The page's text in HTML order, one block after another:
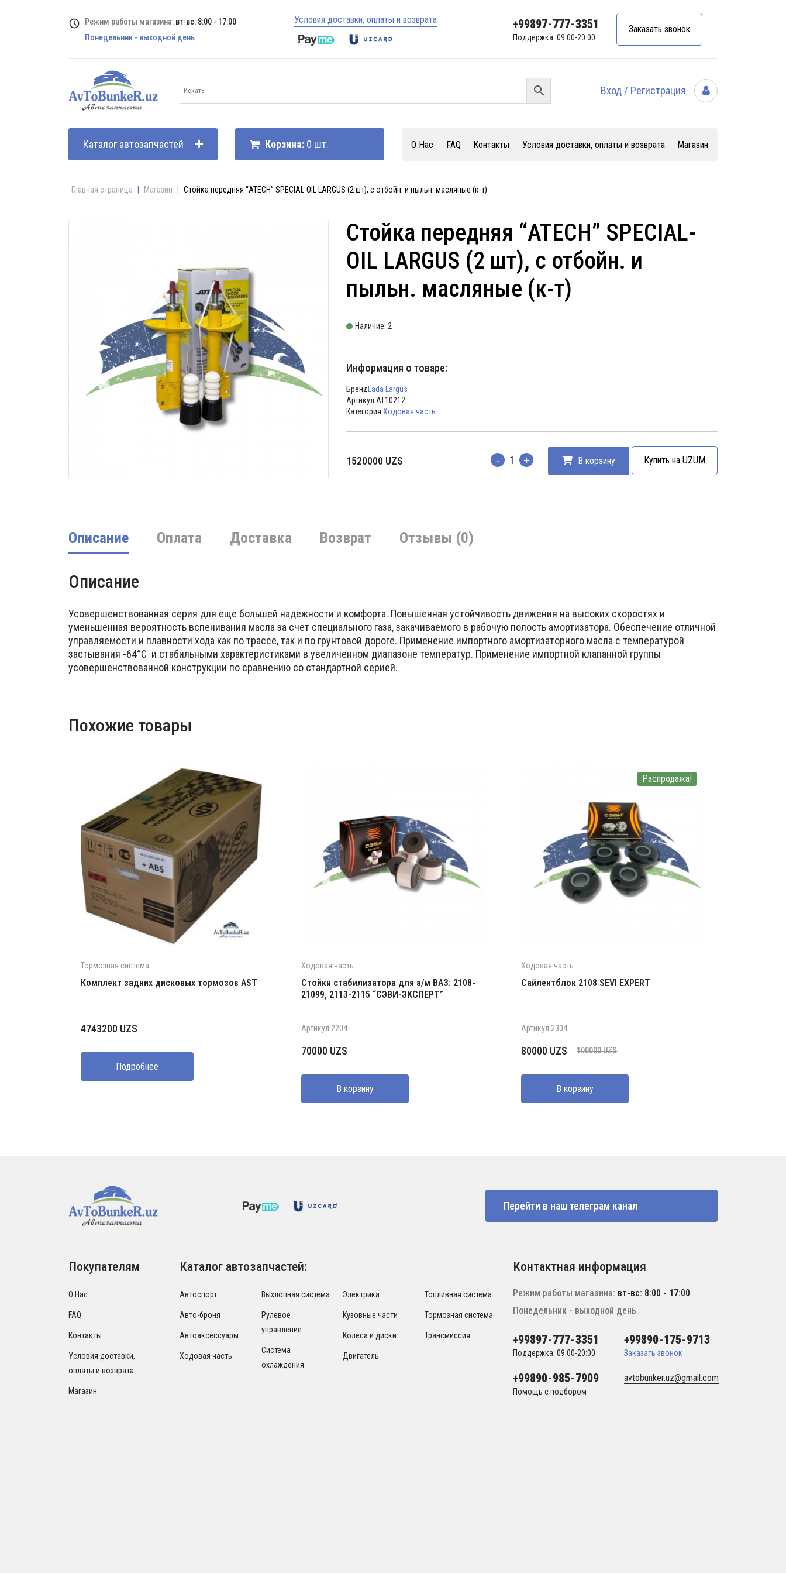
Режим работы магазина: вт-вс: 8:00 - 17:00
Понедельник - выходной день
Условия доставки, оплаты и возврата +99897-777-3351
Поддержка: 09:00-20:00
Заказать звонок
Вход / Регистрация
Каталог автозапчастей Корзина: 0 шт. О Нас FAQ Контакты Условия доставки, оплаты и возврата Магазин
Главная страница Магазин Стойка передняя “ATECH” SPECIAL-OIL LARGUS (2 шт), с отбойн. и пыльн. масляные (к-т)
Стойка передняя “ATECH” SPECIAL-
OIL LARGUS (2 шт), с отбойн. и
пыльн. масляные (к-т)
Наличие: 2
Информация о товаре:
Бренд Lada Largus
Артикул:AT10212
Категория:Ходовая часть
1520000 UZS Количество В корзину Купить на UZUM
Описание Оплата Доставка Возврат Отзывы (0)
Описание
Усовершенствованная серия для еще большей надежности и комфорта. Повышенная устойчивость движения на высоких скоростях и
уменьшенная вероятность вспенивания масла за счет специального газа, закачиваемого в рабочую полость амортизатора. Обеспечение отличной
управляемости и плавности хода как по трассе, так и по грунтовой дороге. Применение импортного амортизаторного масла с температурой
застывания -64°C и стабильными характеристиками в увеличенном диапазоне температур. Применение импортной клапанной группы
усовершенствованной конструкции по сравнению со стандартной серией.
Похожие товары
Тормозная система
Комплект задних дисковых тормозов AST
4743200 UZS
Подробнее
Ходовая часть
Стойки стабилизатора для а/м ВАЗ: 2108-
21099, 2113-2115 “СЭВИ-ЭКСПЕРТ”
Артикул:2204
70000 UZS
В корзину
Распродажа!
Ходовая часть
Сайлентблок 2108 SEVI EXPERT
Артикул:2304
100000UZS
Первоначальная
составляла
100000 UZS.
80000 UZS
Текущая
80000 UZS.
В корзину
Перейти в наш телеграм канал
Покупателям
О Нас
FAQ
Контакты
Условия доставки,
оплаты и возврата
Магазин
Каталог автозапчастей:
Автоспорт
Авто-броня
Автоаксессуары
Ходовая часть
Выхлопная система
Рулевое
управление
Система
охлаждения
Электрика
Кузовные части
Колеса и диски
Двигатель
Топливная система
Тормозная система
Трансмиссия
Контактная информация
Режим работы магазина: вт-вс: 8:00 - 17:00
Понедельник - выходной день
+99897-777-3351
Поддержка: 09:00-20:00
+99890-175-9713
Заказать звонок
+99890-985-7909
Помощь с подбором
avtobunker.uz@gmail.com